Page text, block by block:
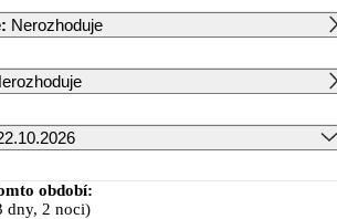
: Nerozhoduje
Říjen 2026
období:
dny, 2 noci)